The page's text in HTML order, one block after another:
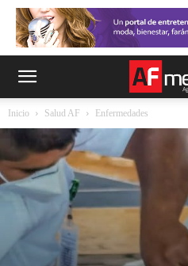
Inicio Salud AF Enfermedades